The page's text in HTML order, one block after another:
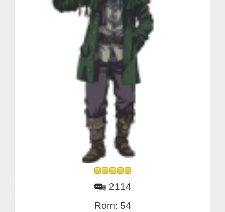
2114
Rom: 54